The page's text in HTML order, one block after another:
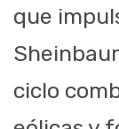
que
ciclo